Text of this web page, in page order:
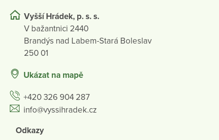
Vyšší Hrádek, p. s. s.
V bažantnici 2440
Brandýs nad Labem-Stará Boleslav
250 01
Ukázat na mapě
+420 326 904 287
info@vyssihradek.cz
Odkazy